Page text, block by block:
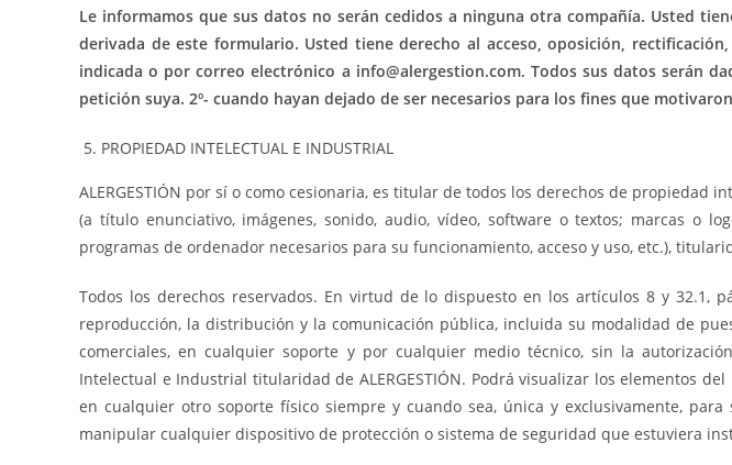
Le informamos que sus datos no serán cedidos a ninguna otra compañía. Usted
derivada de este formulario. Usted tiene derecho al acceso, oposición,
indicada o por correo electrónico a info@alergestion.com. Todos sus datos serán
petición suya. 2º- cuando hayan dejado de ser necesarios para los fines que
PROPIEDAD INTELECTUAL E INDUSTRIAL
ALERGESTIÓN por sí o como cesionaria, es titular de todos los derechos de
(a título enunciativo, imágenes, sonido, audio, vídeo, software o textos; marcas o
programas de ordenador necesarios para su funcionamiento, acceso y uso, etc.),
Todos los derechos reservados. En virtud de lo dispuesto en los artículos 8 y 32.1,
reproducción, la distribución y la comunicación pública, incluida su modalidad de
comerciales, en cualquier soporte y por cualquier medio técnico, sin la
Intelectual e Industrial titularidad de ALERGESTIÓN. Podrá visualizar los elementos
en cualquier otro soporte físico siempre y cuando sea, única y exclusivamente,
manipular cualquier dispositivo de protección o sistema de seguridad que estuviera